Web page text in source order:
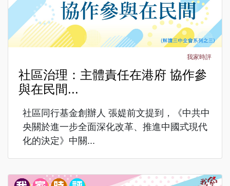
我家時評
社區治理：主體責任在港府 協作參
與在民間...
社區同行基金創辦人 張媞前文提到，《中共中
央關於進一步全面深化改革、推進中國式現代
化的決定》中關...